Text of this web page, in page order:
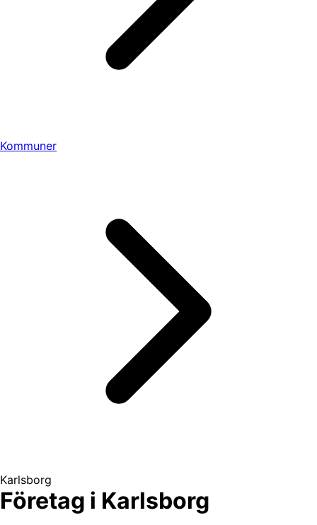
Kommuner
Karlsborg
Företag i Karlsborg